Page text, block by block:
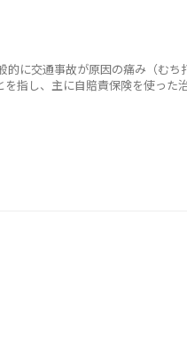
に交通事故が原因の痛み（むち
指し、主に自賠責保険を使った